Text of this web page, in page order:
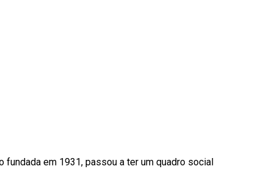
fundada em 1931, passou a ter um quadro social